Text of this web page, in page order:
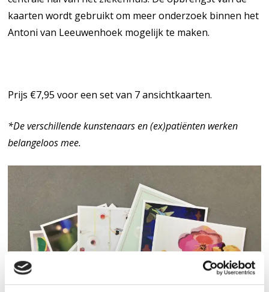
kaarten wordt gebruikt om meer onderzoek binnen het
Antoni van Leeuwenhoek mogelijk te maken.
Prijs €7,95 voor een set van 7 ansichtkaarten.
*De verschillende kunstenaars en (ex)patiënten werken
belangeloos mee.